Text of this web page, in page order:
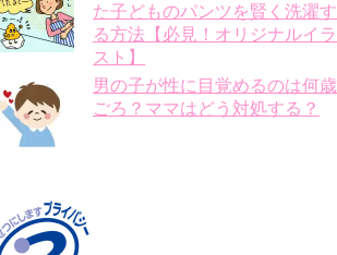
た子どものパンツを賢く洗濯す
る方法【必見！オリジナルイラ
スト】
男の子が性に目覚めるのは何歳
ごろ？ママはどう対処する？